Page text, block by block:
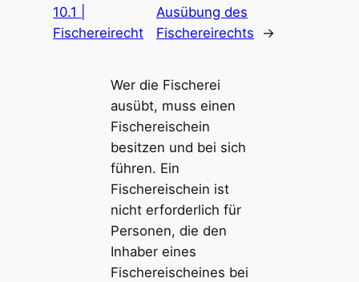
10.1 |
Fischereirecht
Ausübung des
Fischereirechts
→
Wer die Fischerei
ausübt, muss einen
Fischereischein
besitzen und bei sich
führen. Ein
Fischereischein ist
nicht erforderlich für
Personen, die den
Inhaber eines
Fischereischeines bei